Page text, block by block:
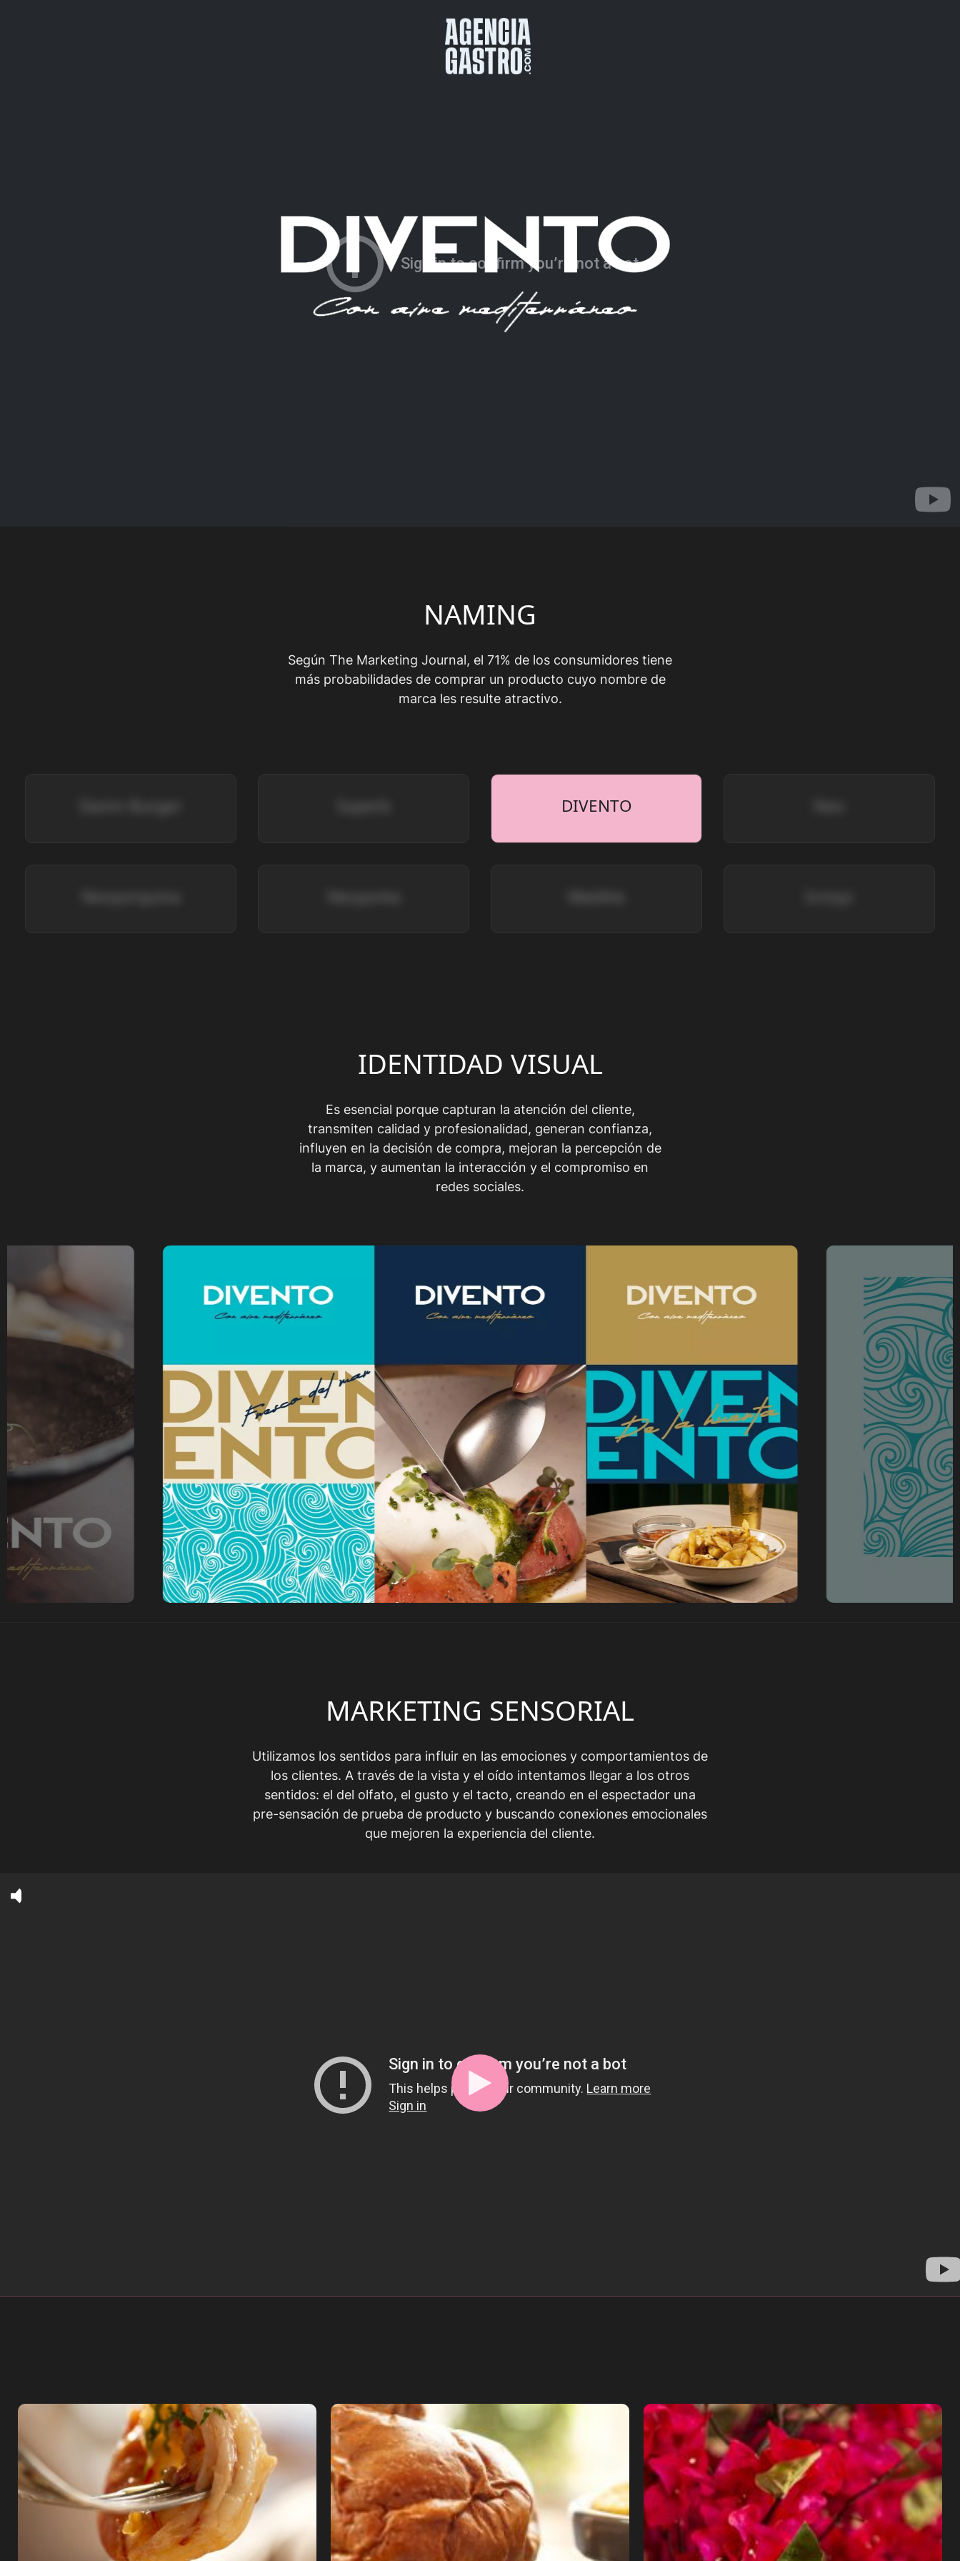
NAMING
Según The Marketing Journal, el 71% de los consumidores tiene
más probabilidades de comprar un producto cuyo nombre de
marca les resulte atractivo.
DIVENTO
IDENTIDAD VISUAL
Es esencial porque capturan la atención del cliente,
transmiten calidad y profesionalidad, generan confianza,
influyen en la decisión de compra, mejoran la percepción de
la marca, y aumentan la interacción y el compromiso en
redes sociales.
MARKETING SENSORIAL
Utilizamos los sentidos para influir en las emociones y comportamientos de
los clientes. A través de la vista y el oído intentamos llegar a los otros
sentidos: el del olfato, el gusto y el tacto, creando en el espectador una
pre-sensación de prueba de producto y buscando conexiones emocionales
que mejoren la experiencia del cliente.